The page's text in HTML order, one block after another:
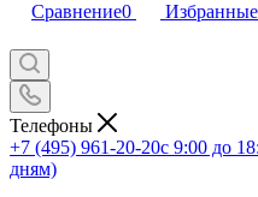
Сравнение0
Телефоны
+7 (495) 961-20-20с 9:00 до
дням)